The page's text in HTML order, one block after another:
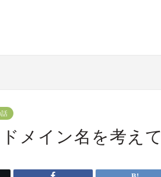
話
メイン名を考えて